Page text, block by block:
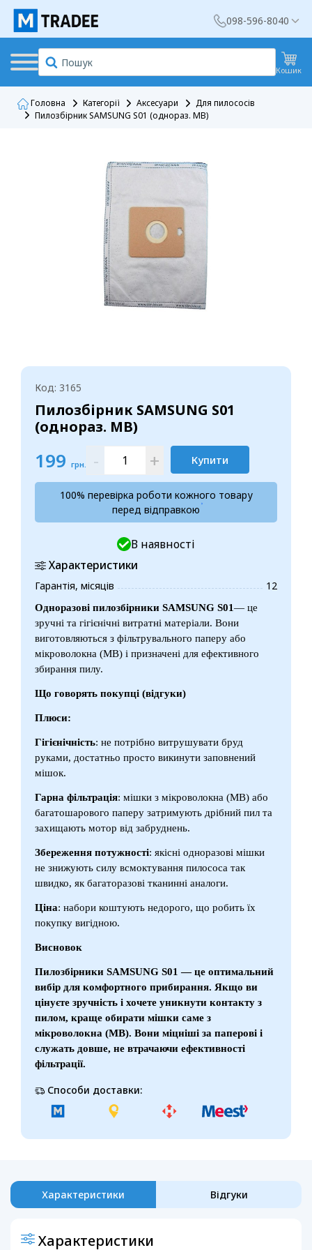
098-596-8040
Кошик
Головна Категорії Аксесуари
Для пилососів
Пилозбірник SAMSUNG S01 (однораз. МВ)
Код: 3165
Пилозбірник SAMSUNG S01
(однораз. МВ)
199 грн. - + Купити
100% перевірка роботи кожного товару
перед відправкою
В наявності
Характеристики
Гарантія, місяців 12
Одноразові пилозбірники SAMSUNG S01— це
зручні та гігієнічні витратні матеріали. Вони
виготовляються з фільтрувального паперу або
мікроволокна (МВ) і призначені для ефективного
збирання пилу.
Що говорять покупці (відгуки)
Плюси:
Гігієнічність: не потрібно витрушувати бруд
руками, достатньо просто викинути заповнений
мішок.
Гарна фільтрація: мішки з мікроволокна (МВ) або
багатошарового паперу затримують дрібний пил та
захищають мотор від забруднень.
Збереження потужності: якісні одноразові мішки
не знижують силу всмоктування пилососа так
швидко, як багаторазові тканинні аналоги.
Ціна: набори коштують недорого, що робить їх
покупку вигідною.
Висновок
Пилозбірники SAMSUNG S01 — це оптимальний
вибір для комфортного прибирання. Якщо ви
цінуєте зручність і хочете уникнути контакту з
пилом, краще обирати мішки саме з
мікроволокна (МВ). Вони міцніші за паперові і
служать довше, не втрачаючи ефективності
фільтрації.
Способи доставки:
Характеристики Відгуки
Характеристики